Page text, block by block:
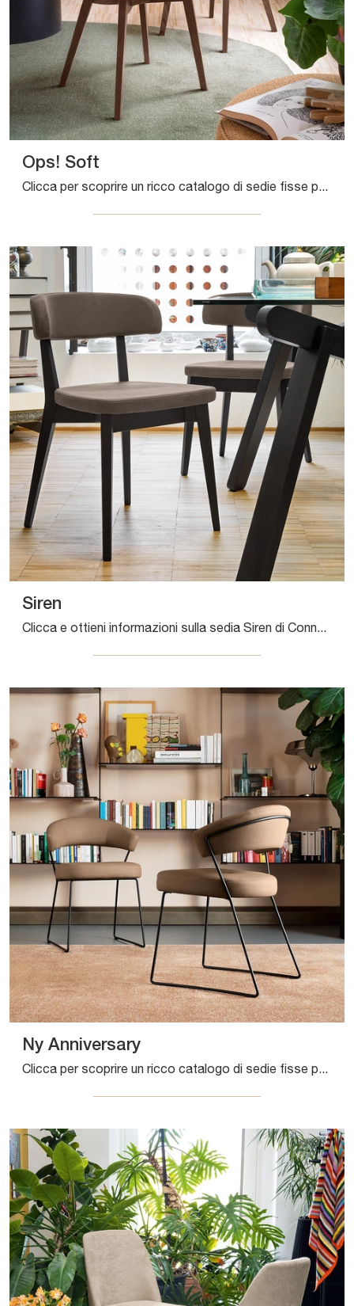
Ops! Soft
Clicca per scoprire un ricco catalogo di sedie fisse per stanze moderne: il modello Ops! Soft di Connubia ti attende!
Siren
Clicca e ottieni informazioni sulla sedia Siren di Connubia in ecopelle: le più belle Sedie fisse moderne ti attendono.
Ny Anniversary
Clicca per scoprire un ricco catalogo di sedie fisse per stanze moderne: il modello Ny Anniversary di Connubia ti attende!